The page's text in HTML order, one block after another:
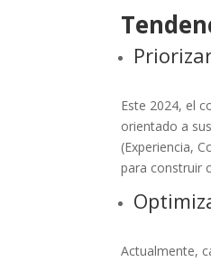
Este 2024, el
orientado a
(Experiencia,
para construir
Actualmente,